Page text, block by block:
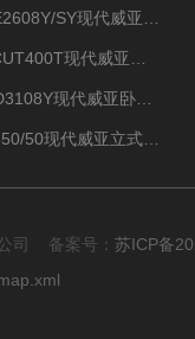
司 备案号： 苏ICP备